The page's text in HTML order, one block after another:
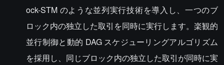
ock-STM のような並列実行技術を導入し、一つのブ
ロック内の独立した取引を同時に実行します。楽観的
並行制御と動的 DAG スケジューリングアルゴリズム
を採用し、同じブロック内の独立した取引が同時に実